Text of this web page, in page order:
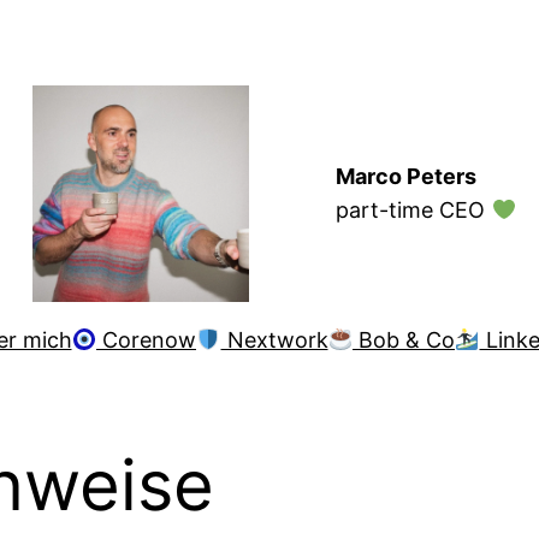
Marco Peters
part-time CEO
mich Corenow Nextwork Bob & Co